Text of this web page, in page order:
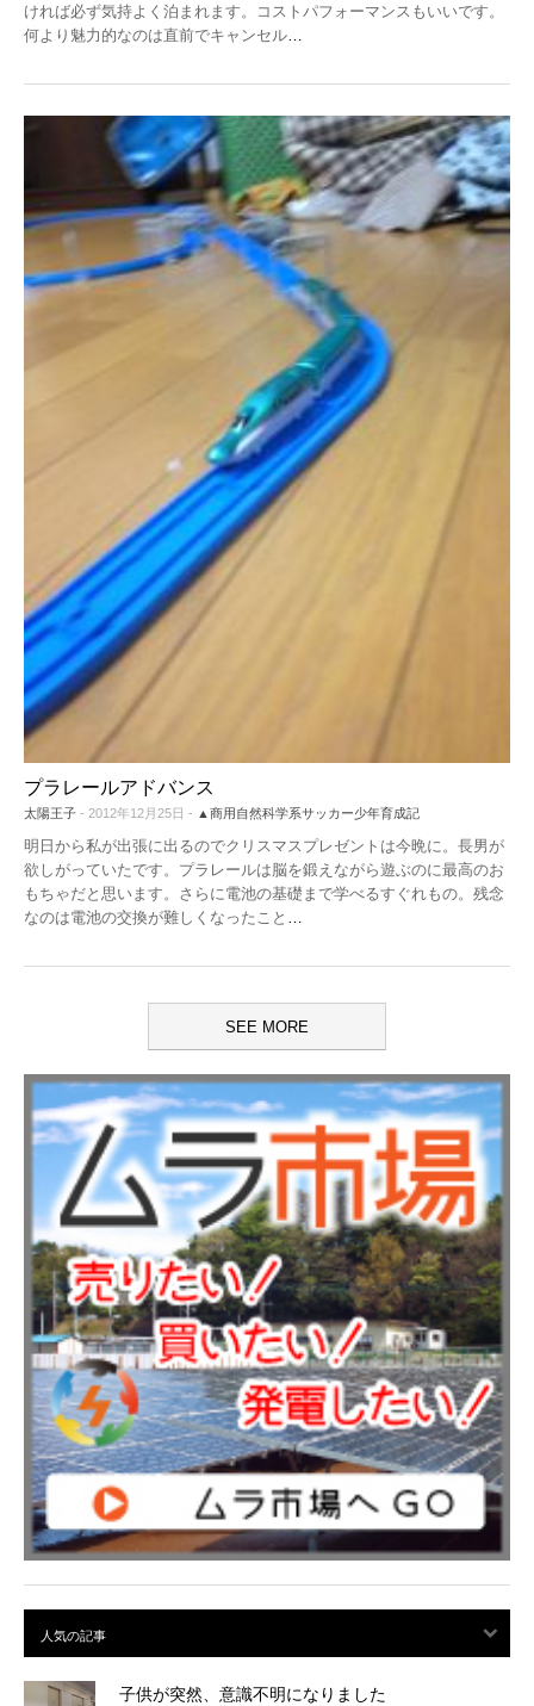
ければ必ず気持よく泊まれます。コストパフォーマンスもいいです。
何より魅力的なのは直前でキャンセル
プラレールアドバンス
太陽王子 - 2012年12月25日 - ▲商用自然科学系サッカー少年育成記
明日から私が出張に出るのでクリスマスプレゼントは今晩に。長男が
欲しがっていたです。プラレールは脳を鍛えながら遊ぶのに最高のお
もちゃだと思います。さらに電池の基礎まで学べるすぐれもの。残念
なのは電池の交換が難しくなったこと …
SEE MORE
子供が突然、意識不明になりました